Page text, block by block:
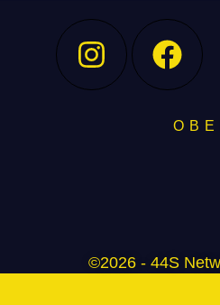
O B E
©2026 - 44S